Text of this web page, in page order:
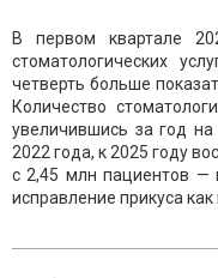
В первом квартале
стоматологических
четверть больше
Количество
увеличившись за год
2022 года, к 2025 году
с 2,45 млн пациентов —
исправление прикуса